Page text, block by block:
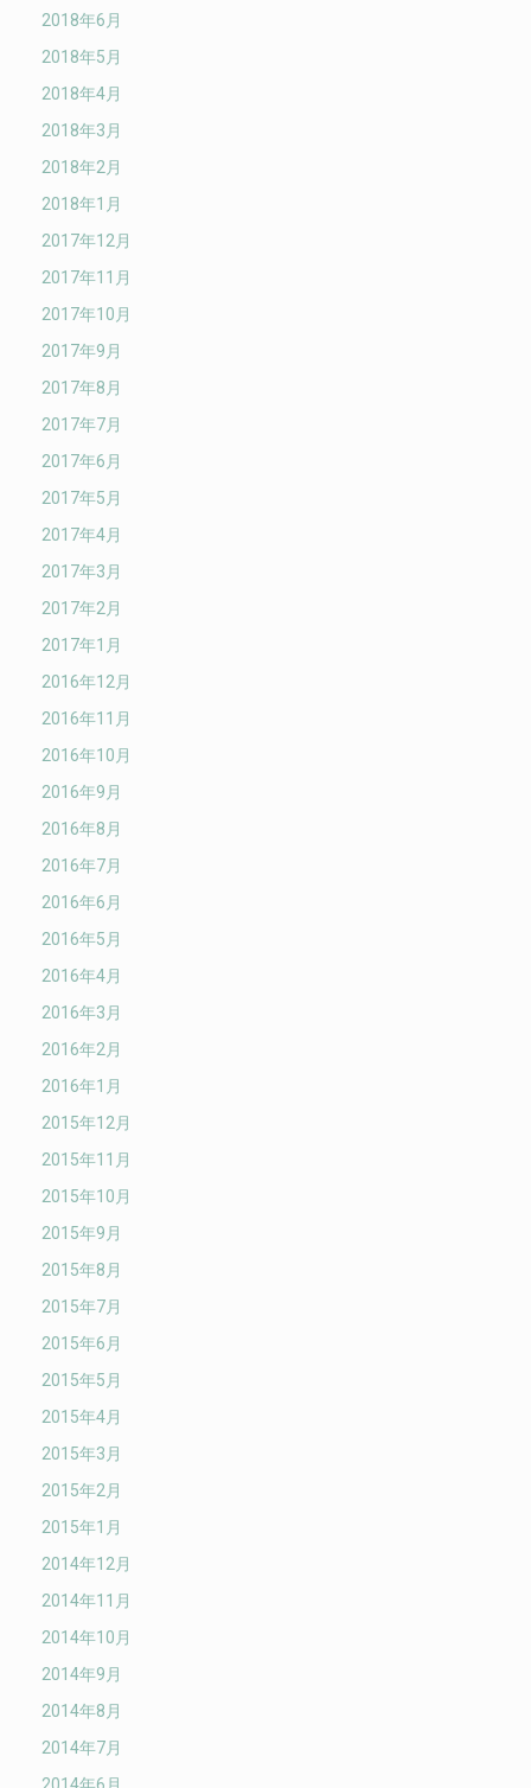
2018年6月
2018年5月
2018年4月
2018年3月
2018年2月
2018年1月
2017年12月
2017年11月
2017年10月
2017年9月
2017年8月
2017年7月
2017年6月
2017年5月
2017年4月
2017年3月
2017年2月
2017年1月
2016年12月
2016年11月
2016年10月
2016年9月
2016年8月
2016年7月
2016年6月
2016年5月
2016年4月
2016年3月
2016年2月
2016年1月
2015年12月
2015年11月
2015年10月
2015年9月
2015年8月
2015年7月
2015年6月
2015年5月
2015年4月
2015年3月
2015年2月
2015年1月
2014年12月
2014年11月
2014年10月
2014年9月
2014年8月
2014年7月